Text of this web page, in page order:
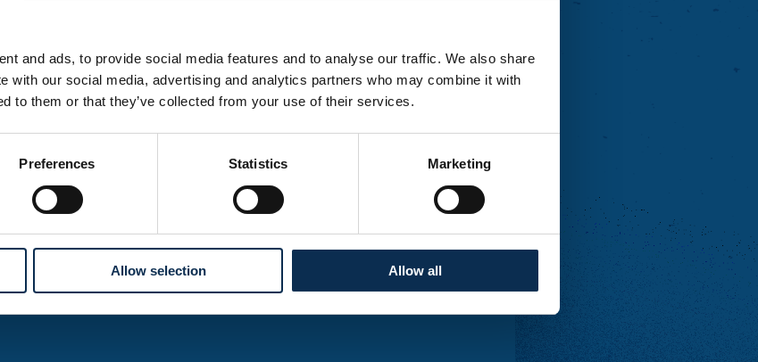
and ads, to provide social media features and to analyse our traffic. We also share
with our social media, advertising and analytics partners who may combine it with
to them or that they’ve collected from your use of their services.
Preferences Statistics Marketing
Allow selection Allow all
Les Grognards